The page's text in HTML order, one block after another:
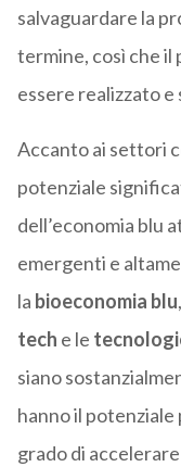
salvaguardare la
termine, così che il
essere realizzato
Accanto ai settori
potenziale
dell’economia blu
emergenti e
la bioeconomia blu
tech e le
siano
hanno il
grado di